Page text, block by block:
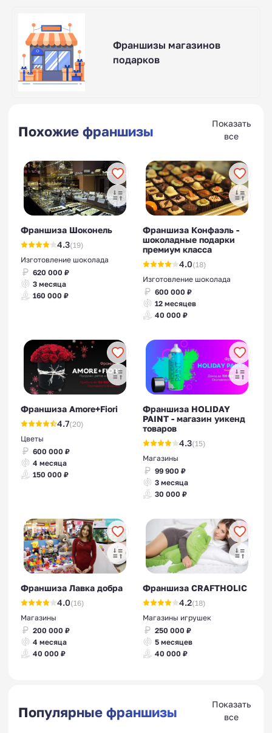
Франшизы магазинов
подарков
Похожие франшизы
Показать
все
Франшиза Шоконель
4.3(19)
Изготовление шоколада
620 000 ₽
3 месяца
160 000 ₽
Франшиза Конфаэль -
шоколадные подарки
премиум класса
4.0(18)
Изготовление шоколада
600 000 ₽
12 месяцев
40 000 ₽
Франшиза Amore+Fiori
4.7(20)
Цветы
600 000 ₽
4 месяца
150 000 ₽
Франшиза HOLIDAY
PAINT - магазин уикенд
товаров
4.3(15)
Магазины
99 900 ₽
3 месяца
30 000 ₽
Франшиза Лавка добра
4.0(16)
Магазины
200 000 ₽
4 месяца
40 000 ₽
Франшиза CRAFTHOLIC
4.2(18)
Магазины игрушек
250 000 ₽
5 месяцев
40 000 ₽
Популярные франшизы
Показать
все